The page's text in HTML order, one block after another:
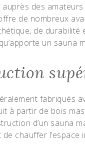
des
de nombreux
de durabilité
un sauna
fabriqués
à partir de bois
d’un sauna
chauffer l’espace